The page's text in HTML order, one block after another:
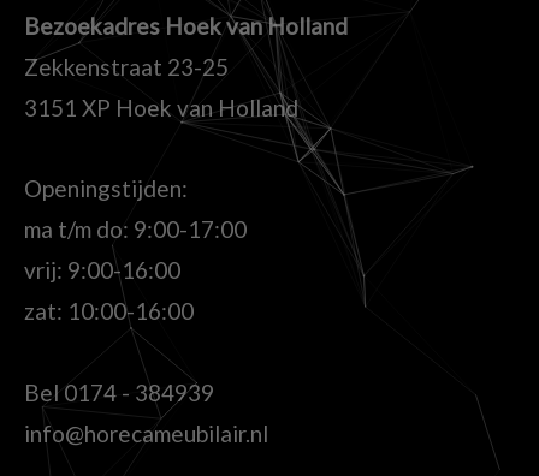
Bezoekadres Hoek van Holland
Zekkenstraat 23-25
3151 XP Hoek van Holland
Openingstijden:
ma t/m do: 9:00-17:00
vrij: 9:00-16:00
zat: 10:00-16:00
Bel 0174 - 384939
info@horecameubilair.nl